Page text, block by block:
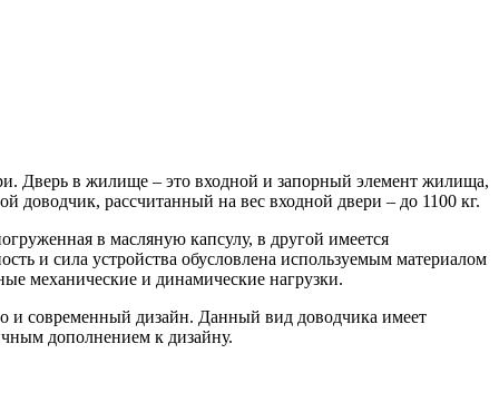
Дверь в жилище – это входной и запорный элемент жилища,
доводчик, рассчитанный на вес входной двери – до 1100 кг.
в масляную капсулу, в другой имеется
и сила устройства обусловлена используемым материалом
механические и динамические нагрузки.
и современный дизайн. Данный вид доводчика имеет
дополнением к дизайну.